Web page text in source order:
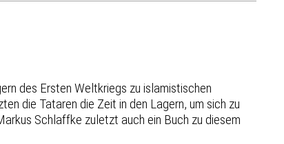
des Ersten Weltkriegs zu islamistischen
die Tataren die Zeit in den Lagern, um sich zu
Schlaffke zuletzt auch ein Buch zu diesem